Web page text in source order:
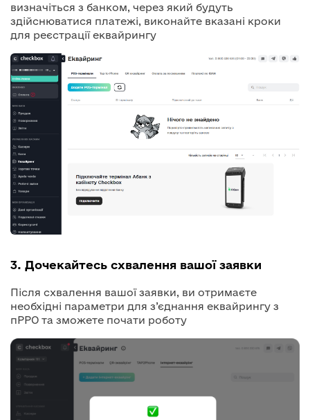
визначіться з банком, через який будуть
здійснюватися платежі, виконайте вказані кроки
для реєстрації еквайрингу
3. Дочекайтесь схвалення вашої заявки
Після схвалення вашої заявки, ви отримаєте
необхідні параметри для з’єднання еквайрингу з
пРРО та зможете почати роботу